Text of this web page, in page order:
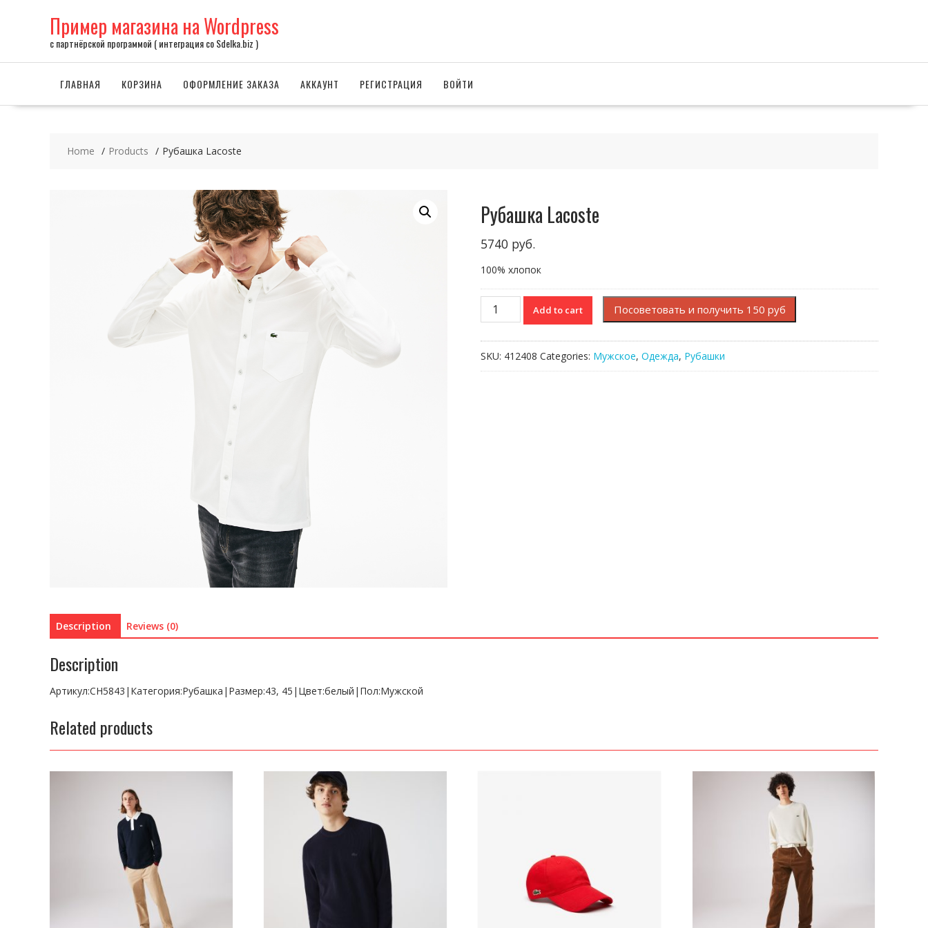
Пример магазина на Wordpress
с партнёрской программой ( интеграция со Sdelka.biz )
ГЛАВНАЯ КОРЗИНА ОФОРМЛЕНИЕ ЗАКАЗА АККАУНТ РЕГИСТРАЦИЯ ВОЙТИ
Home Products Рубашка Lacoste
Рубашка Lacoste
5740 руб.
100% хлопок
Рубашка
Lacoste
Add to cart Посоветовать и получить 150 руб
SKU: 412408 Categories: Мужское, Одежда, Рубашки
Description Reviews (0)
Description
Артикул:CH5843|Категория:Рубашка|Размер:43, 45|Цвет:белый|Пол:Мужской
Related products